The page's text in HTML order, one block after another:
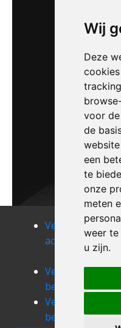
Wij
Deze
voor
de
een
te
onze
meten
weer
u zijn.
Verhuizen
achel
Verhuizen
beek
Verhuizen
beringen